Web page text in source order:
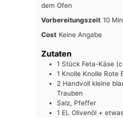
dem Ofen
Vorbereitungszeit 10
Cost Keine Angabe
Zutaten
1 Stück Feta-Käse
1 Knolle Knolle Rote
2 Handvoll kleine
Trauben
Salz, Pfeffer
1 EL Olivenöl +